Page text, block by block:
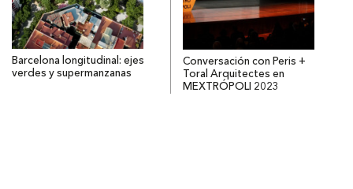
Barcelona longitudinal: ejes
verdes y supermanzanas
Conversación con Peris +
Toral Arquitectes en
MEXTRÓPOLI 2023